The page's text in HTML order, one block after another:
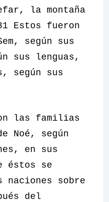
la montaña
Estos fueron
según sus
sus lenguas,
según sus
las familias
Noé, según
en sus
éstos se
sobre
del